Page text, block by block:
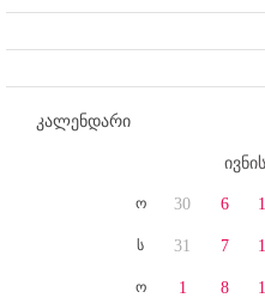
კალენდარი
ო
ს
ო
30
31
1
6
7
8